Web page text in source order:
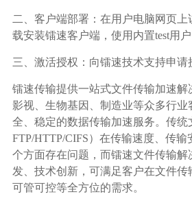
二、客户端部署：在用户电脑网页
载安装镭速客户端，使用内置test用
三、激活授权：向镭速技术支持申请
镭速传输提供一站式文件传输加速解
影视、生物基因、制造业等众多行业
全、稳定的数据传输加速服务。传统
FTP/HTTP/CIFS）在传输速度、传
个方面存在问题，而镭速文件传输解
发、技术创新，可满足客户在文件传
可管可控等全方位的需求。